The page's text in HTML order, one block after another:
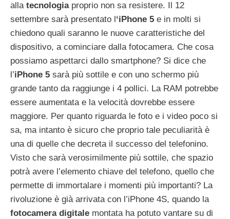
alla tecnologiaproprio non sa resistere. Il 12
settembre sarà presentato l ‘iPhone 5 e in molti si
chiedono quali saranno le nuove caratteristiche del
dispositivo, a cominciare dalla fotocamera. Che cosa
possiamo aspettarci dallo smartphone? Si dice che
l’iPhone 5 sarà più sottile e con uno schermo più
grande tanto da raggiunge i 4 pollici. La RAM potrebbe
essere aumentata e la velocità dovrebbe essere
maggiore. Per quanto riguarda le foto e i video poco si
sa, ma intanto è sicuro che proprio tale peculiarità è
una di quelle che decreta il successo del telefonino.
Visto che sarà verosimilmente più sottile, che spazio
potrà avere l’elemento chiave del telefono, quello che
permette di immortalare i momenti più importanti? La
rivoluzione è già arrivata con l’iPhone 4S, quando la
fotocamera digitale montata ha potuto vantare su di